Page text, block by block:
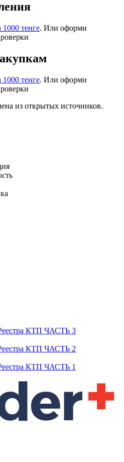
1000 тенге. Или оформи
1000 тенге. Или оформи
из открытых источников.
КТП ЧАСТЬ 3
КТП ЧАСТЬ 2
КТП ЧАСТЬ 1